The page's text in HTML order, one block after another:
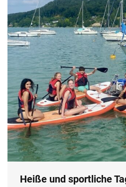
Heiße und sportliche